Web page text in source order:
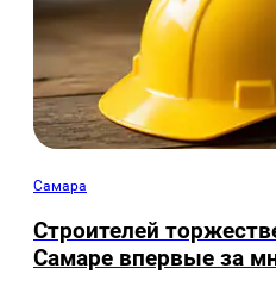
Самара
Строителей
Самаре впервые за